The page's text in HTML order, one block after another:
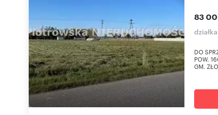
83
DO
POW.
GM.